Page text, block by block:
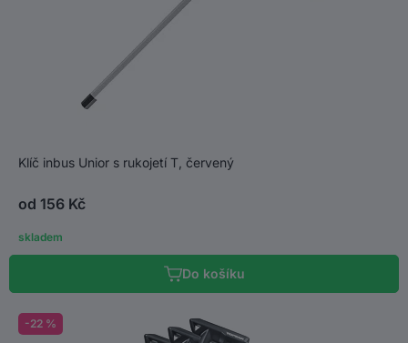
Do košíku
Klíč inbus Unior s rukojetí T, červený
od 156 Kč
skladem
-22 %